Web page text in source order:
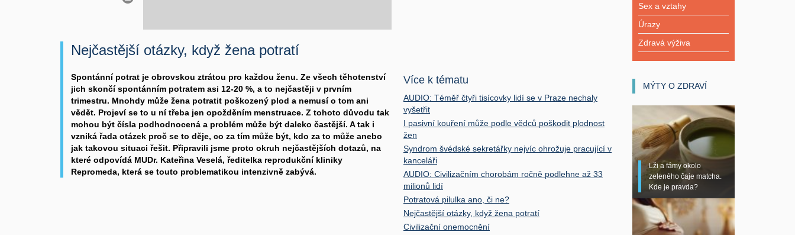
Nejčastější otázky, když žena potratí
Spontánní potrat je obrovskou ztrátou pro každou ženu. Ze všech těhotenství
jich skončí spontánním potratem asi 12-20 %, a to nejčastěji v prvním
trimestru. Mnohdy může žena potratit poškozený plod a nemusí o tom ani
vědět. Projeví se to u ní třeba jen opožděním menstruace. Z tohoto důvodu tak
mohou být čísla podhodnocená a problém může být daleko častější. A tak i
vzniká řada otázek proč se to děje, co za tím může být, kdo za to může anebo
jak takovou situaci řešit. Připravili jsme proto okruh nejčastějších dotazů, na
které odpovídá MUDr. Kateřina Veselá, ředitelka reprodukční kliniky
Repromeda, která se touto problematikou intenzivně zabývá.
Více k tématu
AUDIO: Téměř čtyři tisícovky lidí se v Praze nechaly
vyšetřit
I pasivní kouření může podle vědců poškodit plodnost
žen
Syndrom švédské sekretářky nejvíc ohrožuje pracující v
kanceláři
AUDIO: Civilizačním chorobám ročně podlehne až 33
milionů lidí
Potratová pilulka ano, či ne?
Nejčastější otázky, když žena potratí
Civilizační onemocnění
Sex a vztahy
Úrazy
Zdravá výživa
MÝTY O ZDRAVÍ
Lži a fámy okolo
zeleného čaje matcha.
Kde je pravda?